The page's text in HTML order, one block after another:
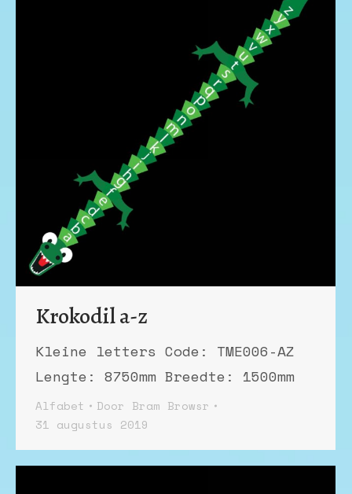
Krokodil a-z
Kleine letters Code: TME006-AZ
Lengte: 8750mm Breedte: 1500mm
Alfabet Door Bram Browsr
31 augustus 2019